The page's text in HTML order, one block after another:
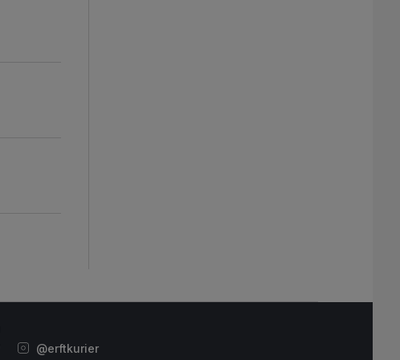
@erftkurier